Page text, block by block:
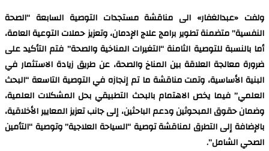
ولفت «عبدالغفار» الى مناقشة مستجدات التوصية السابعة “الصحة
النفسية” متضمنة تطوير برامج علاج الإدمان، وتعزيز حملات التوعية العامة،
أما بالنسبة للتوصية الثامنة “التغيرات المناخية والصحة” فتم التأكيد على
ضرورة معالجة العلاقة بين المناخ والصحة، عن طريق زيادة الاستثمار في
البنية الأساسية، وتمت مناقشة ما تم إنجازه في التوصية التاسعة “البحث
العلمي” فيما يخص الاهتمام بالبحث التطبيقي بحل المشكلات العلمية،
وضمان حقوق المبحوثين ودعم الباحثين، إلى جانب تعزيز المعايير الأخلاقية،
بالإضافة إلى التطرق لمناقشة توصية “السياحة العلاجية” وتوصية “التأمين
الصحي الشامل”.